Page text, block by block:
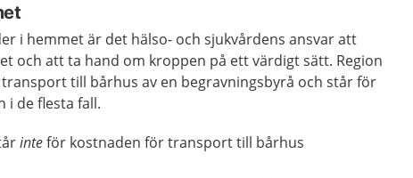
i hemmet är det hälso- och sjukvårdens ansvar att
och att ta hand om kroppen på ett värdigt sätt. Region
till bårhus av en begravningsbyrå och står för
i de flesta fall.
inteför kostnaden för transport till bårhus